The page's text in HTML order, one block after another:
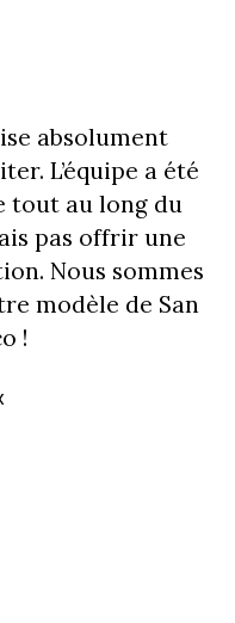
absolument
L’équipe a été
tout au long du
pas offrir une
Nous sommes
modèle de San
!